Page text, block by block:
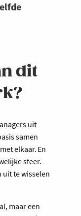
dit
uit
samen
elkaar. En
sfeer.
te wisselen
maar een